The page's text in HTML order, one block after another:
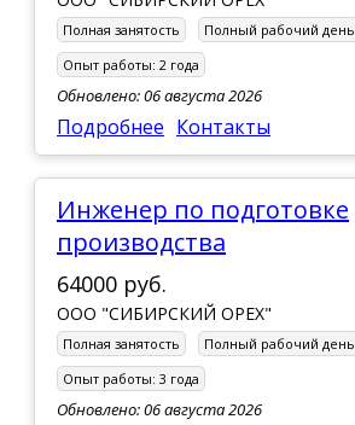
Полная занятость
Полный рабочий день
Опыт работы: 2 года
Обновлено: 06 августа 2026
Подробнее Контакты
Инженер по подготовке
производства
64000 руб.
ООО "СИБИРСКИЙ ОРЕХ"
Полная занятость
Полный рабочий день
Опыт работы: 3 года
Обновлено: 06 августа 2026